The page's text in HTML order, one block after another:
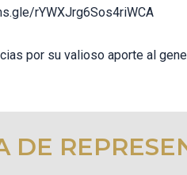
rYWXJrg6Sos4riWCA
por su valioso aporte al
DE